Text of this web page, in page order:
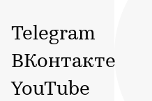
Telegram
ВКонтакте
YouTube